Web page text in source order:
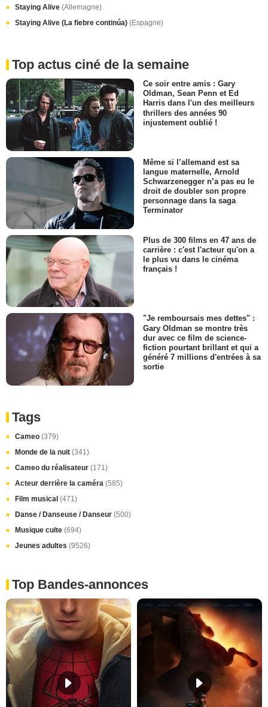
Staying Alive (Allemagne)
Staying Alive (La fiebre continúa) (Espagne)
Top actus ciné de la semaine
Ce soir entre amis : Gary
Oldman, Sean Penn et Ed
Harris dans l'un des meilleurs
thrillers des années 90
injustement oublié !
Même si l’allemand est sa
langue maternelle, Arnold
Schwarzenegger n’a pas eu le
droit de doubler son propre
personnage dans la saga
Terminator
Plus de 300 films en 47 ans de
carrière : c'est l'acteur qu'on a
le plus vu dans le cinéma
français !
"Je remboursais mes dettes" :
Gary Oldman se montre très
dur avec ce film de science-
fiction pourtant brillant et qui a
généré 7 millions d'entrées à sa
sortie
Tags
Cameo (379)
Monde de la nuit (341)
Cameo du réalisateur (171)
Acteur derrière la caméra (585)
Film musical (471)
Danse / Danseuse / Danseur (500)
Musique culte (694)
Jeunes adultes (9526)
Top Bandes-annonces